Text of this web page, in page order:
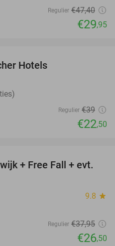
Regulier €47,40
€29,95
Hotels
Regulier €39
€22,50
30%
+ Free Fall + evt.
9.8 star
Regulier €37,95
€26,50